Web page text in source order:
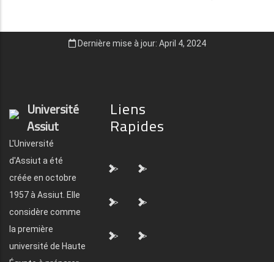
Dernière mise à jour: April 4, 2024
Université
Assiut
L'Université
d'Assiut a été
créée en octobre
1957 à Assiut. Elle
considère comme
la première
université de Haute
Liens
Rapides
"> ">
"> ">
"> ">